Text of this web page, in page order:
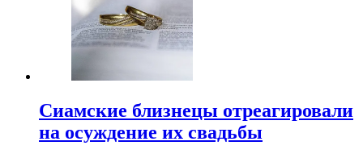
Cиамские близнецы отреагировали
на осуждение их свадьбы